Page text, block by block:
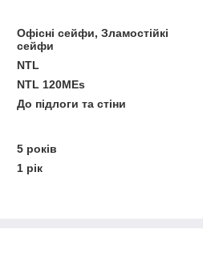
Офісні сейфи, Зламостійкі
сейфи
NTL
NTL 120MEs
До підлоги та стіни
5 років
1 рік